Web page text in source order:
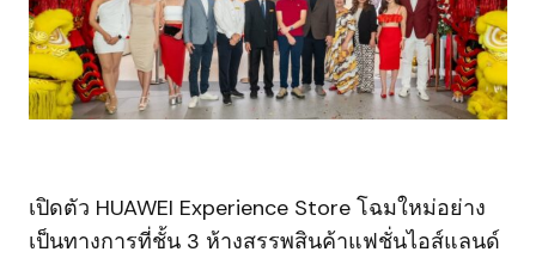
เปิดตัว HUAWEI Experience Store โฉมใหม่อย่าง
เป็นทางการที่ชั้น 3 ห้างสรรพสินค้าแฟชั่นไอส์แลนด์